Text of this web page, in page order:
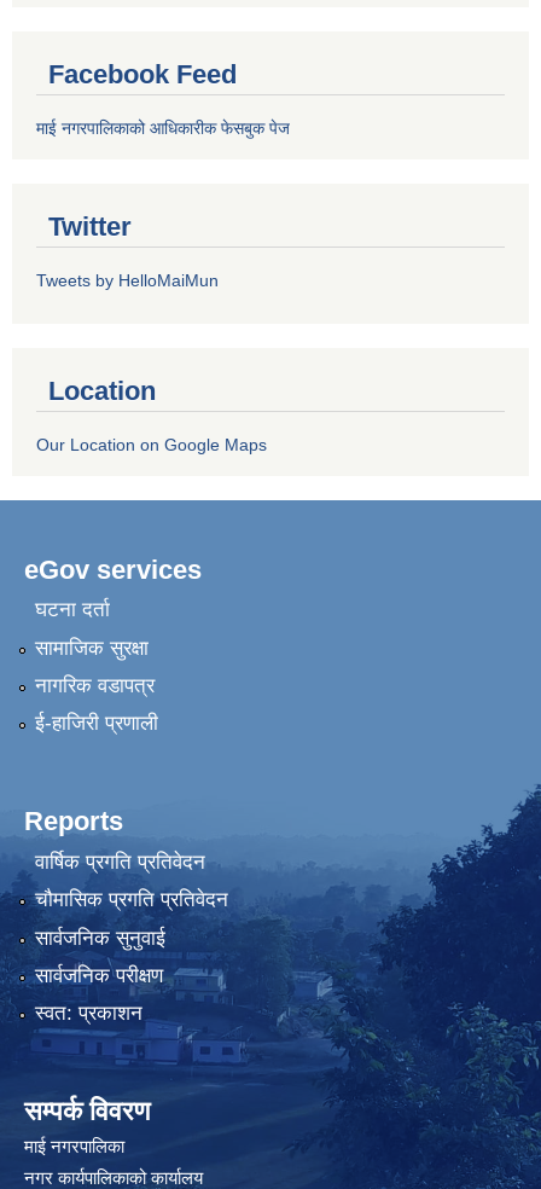
Facebook Feed
माई नगरपालिकाको आधिकारीक फेसबुक पेज
Twitter
Tweets by HelloMaiMun
Location
Our Location on Google Maps
eGov services
घटना दर्ता
सामाजिक सुरक्षा
नागरिक वडापत्र
ई-हाजिरी प्रणाली
Reports
वार्षिक प्रगति प्रतिवेदन
चौमासिक प्रगति प्रतिवेदन
सार्वजनिक सुनुवाई
सार्वजनिक परीक्षण
स्वत: प्रकाशन
सम्पर्क विवरण
माई नगरपालिका
नगर कार्यपालिकाको कार्यालय